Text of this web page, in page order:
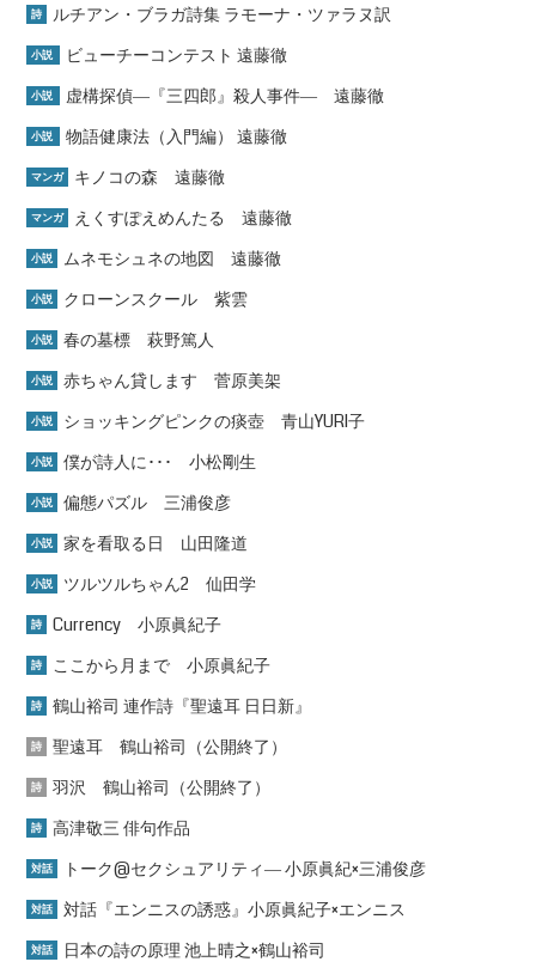
詩 ルチアン・ブラガ詩集 ラモーナ・ツァラヌ訳
小説 ビューチーコンテスト 遠藤徹
小説 虚構探偵―『三四郎』殺人事件― 遠藤徹
小説 物語健康法（入門編） 遠藤徹
マンガ キノコの森 遠藤徹
マンガ えくすぽえめんたる 遠藤徹
小説 ムネモシュネの地図 遠藤徹
小説 クローンスクール 紫雲
小説 春の墓標 萩野篤人
小説 赤ちゃん貸します 菅原美架
小説 ショッキングピンクの痰壺 青山YURI子
小説 僕が詩人に･･･ 小松剛生
小説 偏態パズル 三浦俊彦
小説 家を看取る日 山田隆道
小説 ツルツルちゃん2 仙田学
詩 Currency 小原眞紀子
詩 ここから月まで 小原眞紀子
詩 鶴山裕司 連作詩『聖遠耳 日日新』
詩 聖遠耳 鶴山裕司（公開終了）
詩 羽沢 鶴山裕司（公開終了）
詩 高津敬三 俳句作品
対話 トーク@セクシュアリティ― 小原眞紀×三浦俊彦
対話 対話『エンニスの誘惑』小原眞紀子×エンニス
対話 日本の詩の原理 池上晴之×鶴山裕司